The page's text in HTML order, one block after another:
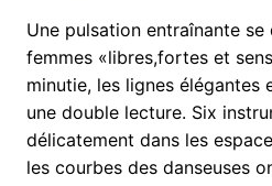
Une pulsation entraînante
femmes «libres,fortes et
minutie, les lignes élégantes
une double lecture. Six
délicatement dans les
les courbes des danseuses